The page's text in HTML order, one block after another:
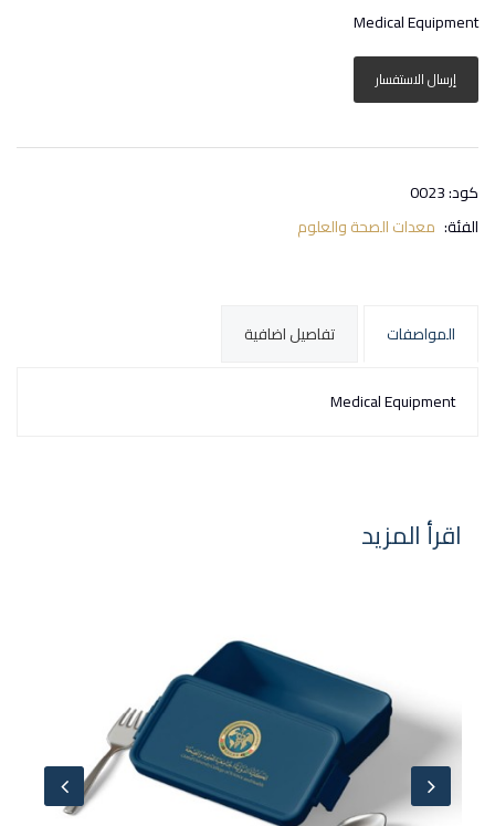
Medical Equipment
إرسال الاستفسار
كود: 0023
الفئة: معدات الصحة والعلوم
المواصفات تفاصيل اضافية
Medical Equipment
اقرأ المزيد